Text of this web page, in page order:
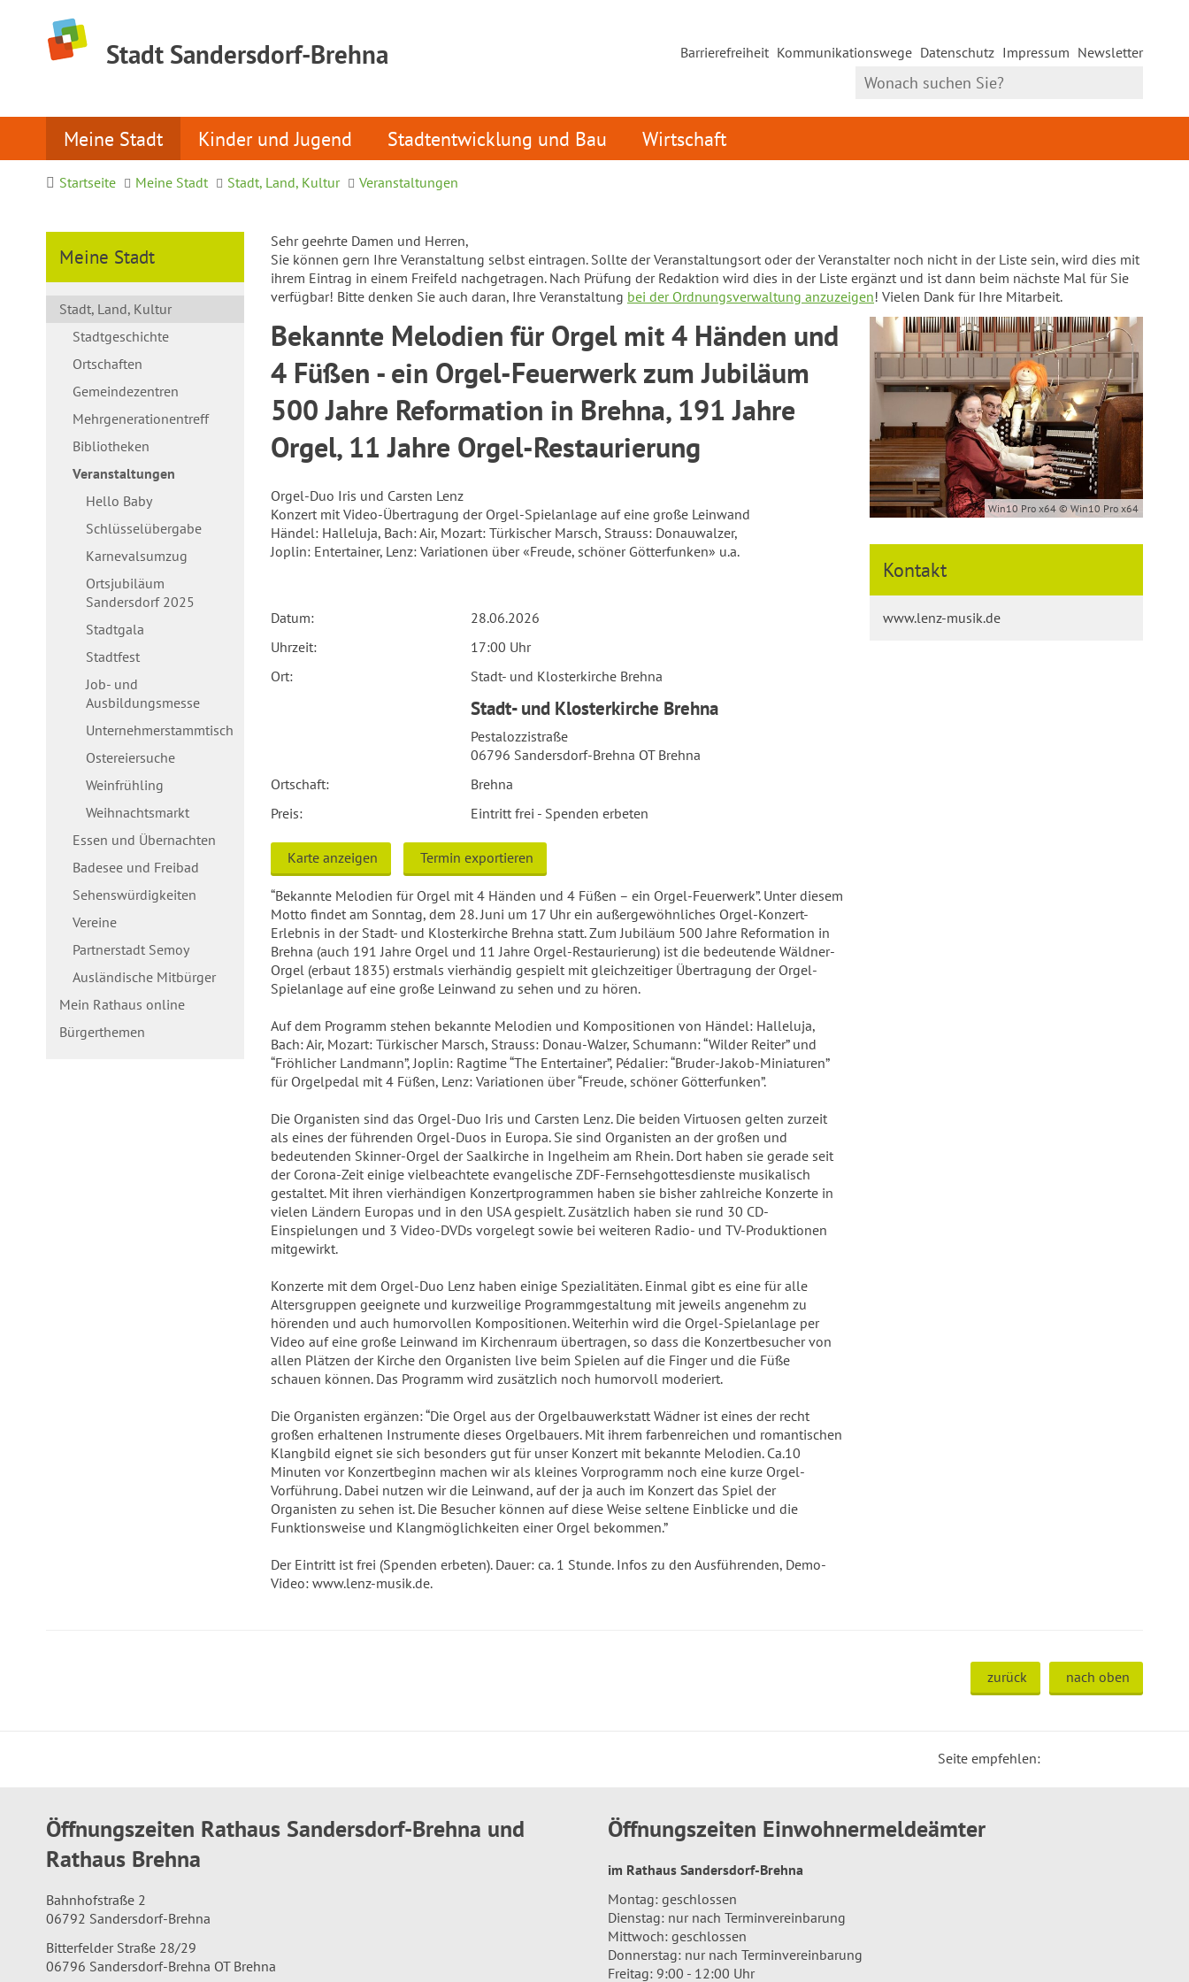
Stadt Sandersdorf-Brehna Barrierefreiheit Kommunikationswege Datenschutz Impressum Newsletter
Meine Stadt Kinder und Jugend Stadtentwicklung und Bau Wirtschaft
Startseite Meine Stadt Stadt, Land, Kultur Veranstaltungen
Meine Stadt
Stadt, Land, Kultur
Stadtgeschichte
Ortschaften
Gemeindezentren
Mehrgenerationentreff
Bibliotheken
Veranstaltungen
Hello Baby
Schlüsselübergabe
Karnevalsumzug
Ortsjubiläum
Sandersdorf 2025
Stadtgala
Stadtfest
Job- und
Ausbildungsmesse
Unternehmerstammtisch
Ostereiersuche
Weinfrühling
Weihnachtsmarkt
Essen und Übernachten
Badesee und Freibad
Sehenswürdigkeiten
Vereine
Partnerstadt Semoy
Ausländische Mitbürger
Mein Rathaus online
Bürgerthemen
Sehr geehrte Damen und Herren,
Sie können gern Ihre Veranstaltung selbst eintragen. Sollte der Veranstaltungsort oder der Veranstalter noch nicht in der Liste sein, wird dies mit
ihrem Eintrag in einem Freifeld nachgetragen. Nach Prüfung der Redaktion wird dies in der Liste ergänzt und ist dann beim nächste Mal für Sie
verfügbar! Bitte denken Sie auch daran, Ihre Veranstaltung bei der Ordnungsverwaltung anzuzeigen! Vielen Dank für Ihre Mitarbeit.
Bekannte Melodien für Orgel mit 4 Händen und
4 Füßen - ein Orgel-Feuerwerk zum Jubiläum
500 Jahre Reformation in Brehna, 191 Jahre
Orgel, 11 Jahre Orgel-Restaurierung
Orgel-Duo Iris und Carsten Lenz
Konzert mit Video-Übertragung der Orgel-Spielanlage auf eine große Leinwand
Händel: Halleluja, Bach: Air, Mozart: Türkischer Marsch, Strauss: Donauwalzer,
Joplin: Entertainer, Lenz: Variationen über «Freude, schöner Götterfunken» u.a.
Datum:
28.06.2026
Uhrzeit:
17:00 Uhr
Ort:
Stadt- und Klosterkirche Brehna
Stadt- und Klosterkirche Brehna
Pestalozzistraße
06796 Sandersdorf-Brehna OT Brehna
Ortschaft:
Brehna
Preis:
Eintritt frei - Spenden erbeten
Karte anzeigen Termin exportieren
“Bekannte Melodien für Orgel mit 4 Händen und 4 Füßen – ein Orgel-Feuerwerk”. Unter diesem
Motto findet am Sonntag, dem 28. Juni um 17 Uhr ein außergewöhnliches Orgel-Konzert-
Erlebnis in der Stadt- und Klosterkirche Brehna statt. Zum Jubiläum 500 Jahre Reformation in
Brehna (auch 191 Jahre Orgel und 11 Jahre Orgel-Restaurierung) ist die bedeutende Wäldner-
Orgel (erbaut 1835) erstmals vierhändig gespielt mit gleichzeitiger Übertragung der Orgel-
Spielanlage auf eine große Leinwand zu sehen und zu hören.
Auf dem Programm stehen bekannte Melodien und Kompositionen von Händel: Halleluja,
Bach: Air, Mozart: Türkischer Marsch, Strauss: Donau-Walzer, Schumann: “Wilder Reiter” und
“Fröhlicher Landmann”, Joplin: Ragtime “The Entertainer”, Pédalier: “Bruder-Jakob-Miniaturen”
für Orgelpedal mit 4 Füßen, Lenz: Variationen über “Freude, schöner Götterfunken”.
Die Organisten sind das Orgel-Duo Iris und Carsten Lenz. Die beiden Virtuosen gelten zurzeit
als eines der führenden Orgel-Duos in Europa. Sie sind Organisten an der großen und
bedeutenden Skinner-Orgel der Saalkirche in Ingelheim am Rhein. Dort haben sie gerade seit
der Corona-Zeit einige vielbeachtete evangelische ZDF-Fernsehgottesdienste musikalisch
gestaltet. Mit ihren vierhändigen Konzertprogrammen haben sie bisher zahlreiche Konzerte in
vielen Ländern Europas und in den USA gespielt. Zusätzlich haben sie rund 30 CD-
Einspielungen und 3 Video-DVDs vorgelegt sowie bei weiteren Radio- und TV-Produktionen
mitgewirkt.
Konzerte mit dem Orgel-Duo Lenz haben einige Spezialitäten. Einmal gibt es eine für alle
Altersgruppen geeignete und kurzweilige Programmgestaltung mit jeweils angenehm zu
hörenden und auch humorvollen Kompositionen. Weiterhin wird die Orgel-Spielanlage per
Video auf eine große Leinwand im Kirchenraum übertragen, so dass die Konzertbesucher von
allen Plätzen der Kirche den Organisten live beim Spielen auf die Finger und die Füße
schauen können. Das Programm wird zusätzlich noch humorvoll moderiert.
Die Organisten ergänzen: “Die Orgel aus der Orgelbauwerkstatt Wädner ist eines der recht
großen erhaltenen Instrumente dieses Orgelbauers. Mit ihrem farbenreichen und romantischen
Klangbild eignet sie sich besonders gut für unser Konzert mit bekannte Melodien. Ca.10
Minuten vor Konzertbeginn machen wir als kleines Vorprogramm noch eine kurze Orgel-
Vorführung. Dabei nutzen wir die Leinwand, auf der ja auch im Konzert das Spiel der
Organisten zu sehen ist. Die Besucher können auf diese Weise seltene Einblicke und die
Funktionsweise und Klangmöglichkeiten einer Orgel bekommen.”
Der Eintritt ist frei (Spenden erbeten). Dauer: ca. 1 Stunde. Infos zu den Ausführenden, Demo-
Video: www.lenz-musik.de.
Win10 Pro x64 © Win10 Pro x64
Kontakt
www.lenz-musik.de
zurück nach oben
Seite empfehlen:
Öffnungszeiten Rathaus Sandersdorf-Brehna und
Rathaus Brehna
Bahnhofstraße 2
06792 Sandersdorf-Brehna
Bitterfelder Straße 28/29
06796 Sandersdorf-Brehna OT Brehna
Öffnungszeiten Einwohnermeldeämter
im Rathaus Sandersdorf-Brehna
Montag: geschlossen
Dienstag: nur nach Terminvereinbarung
Mittwoch: geschlossen
Donnerstag: nur nach Terminvereinbarung
Freitag: 9:00 - 12:00 Uhr